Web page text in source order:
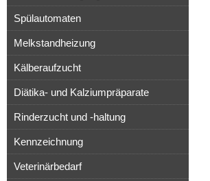
Spülautomaten
Melkstandheizung
Kälberaufzucht
Diätika- und Kalziumpräparate
Rinderzucht und -haltung
Kennzeichnung
Veterinärbedarf